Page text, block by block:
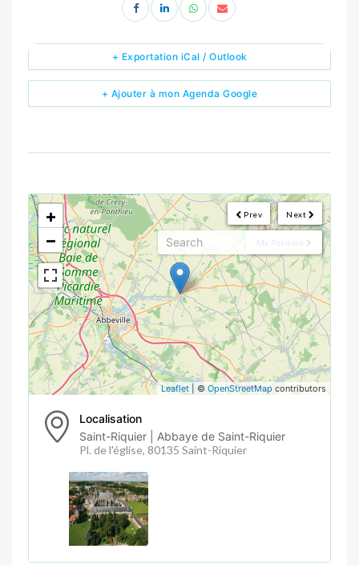
+ Ajouter à mon Agenda Google
+ Exportation iCal / Outlook
Next
Prev
My Position
<!---->
+
−
Leaflet | © OpenStreetMap contributors
Localisation
Saint-Riquier | Abbaye de Saint-Riquier
Pl. de l'église, 80135 Saint-Riquier